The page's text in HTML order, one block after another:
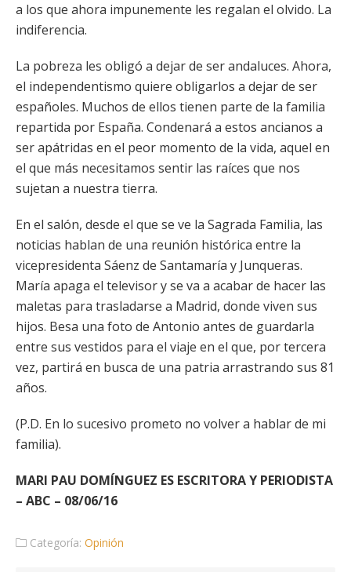
a los que ahora impunemente les regalan el olvido. La
indiferencia.
La pobreza les obligó a dejar de ser andaluces. Ahora,
el independentismo quiere obligarlos a dejar de ser
españoles. Muchos de ellos tienen parte de la familia
repartida por España. Condenará a estos ancianos a
ser apátridas en el peor momento de la vida, aquel en
el que más necesitamos sentir las raíces que nos
sujetan a nuestra tierra.
En el salón, desde el que se ve la Sagrada Familia, las
noticias hablan de una reunión histórica entre la
vicepresidenta Sáenz de Santamaría y Junqueras.
María apaga el televisor y se va a acabar de hacer las
maletas para trasladarse a Madrid, donde viven sus
hijos. Besa una foto de Antonio antes de guardarla
entre sus vestidos para el viaje en el que, por tercera
vez, partirá en busca de una patria arrastrando sus 81
años.
(P.D. En lo sucesivo prometo no volver a hablar de mi
familia).
MARI PAU DOMÍNGUEZ ES ESCRITORA Y PERIODISTA
– ABC – 08/06/16
Categoría: Opinión